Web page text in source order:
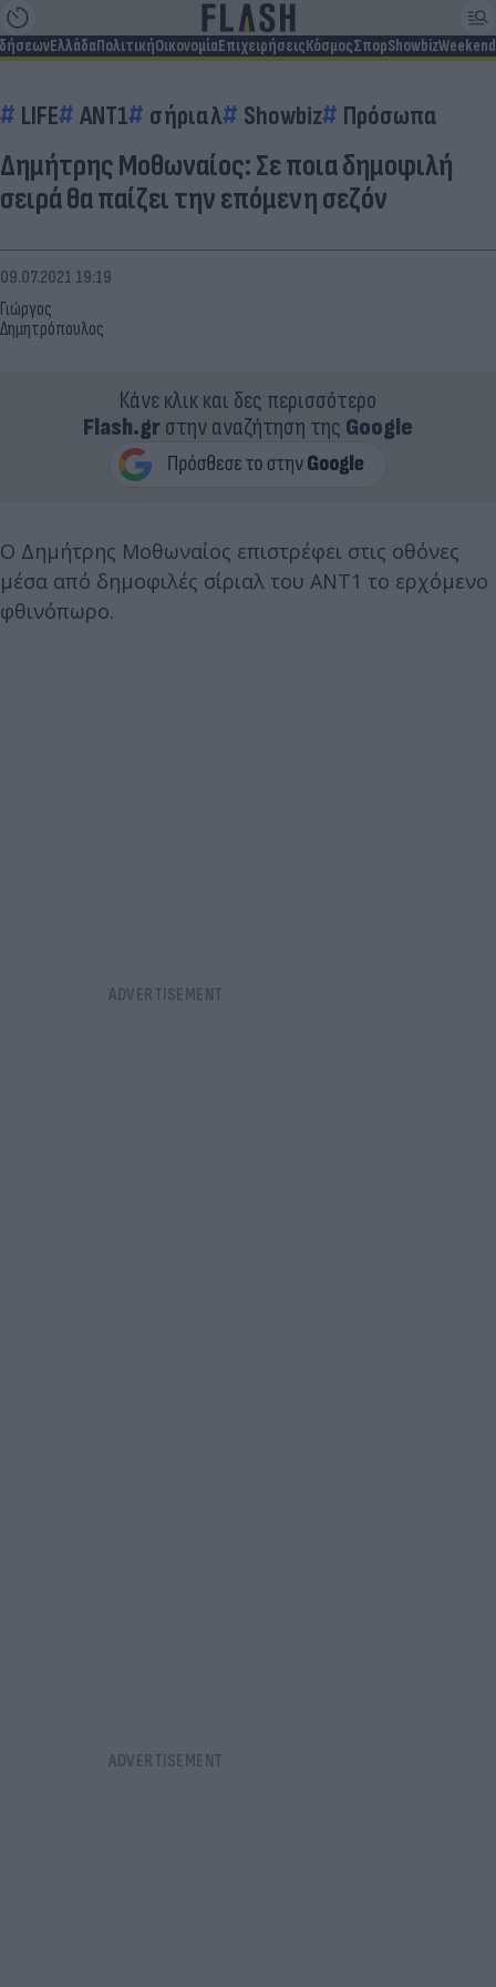
ΕλλάδαΠολιτικήΟικονομίαΕπιχειρήσειςΚόσμοςΣπορShowbizWeekend
LIFE ΑΝΤ1 σήριαλ Showbiz Πρόσωπα
Δημήτρης Μοθωναίος: Σε ποια δημοφιλή
σειρά θα παίζει την επόμενη σεζόν
Γιώργος
Δημητρόπουλος
09.07.2021 19:19
Κάνε κλικ και δες περισσότερο
Flash.grστην αναζήτηση της Google
Ο Δημήτρης Μοθωναίος επιστρέφει στις οθόνες
μέσα από δημοφιλές σίριαλ του ΑΝΤ1 το ερχόμενο
φθινόπωρο.